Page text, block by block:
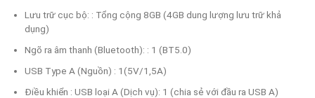
Lưu trữ cục bộ: : Tổng cộng 8GB (4GB dung lượng lưu trữ khả
dụng)
Ngõ ra âm thanh (Bluetooth): : 1 (BT5.0)
USB Type A (Nguồn) : 1(5V/1,5A)
Điều khiển : USB loại A (Dịch vụ): 1 (chia sẻ với đầu ra USB A)